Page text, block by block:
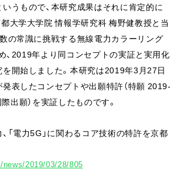
うもので、本研究成果はそれに肯定的に
⼤学⼤学院 情報学研究科 梅野健教授と当
の常識に挑戦する無線電⼒カラーリング
、2019年より同コンセプトの実証と実⽤化
開始しました。本研究は2019年3月27日
表したコンセプトや出願特許（特願 2019-
出願）を実証したものです。
「電力5G」に関わるコア技術の特許を京都
2019/03/28/805